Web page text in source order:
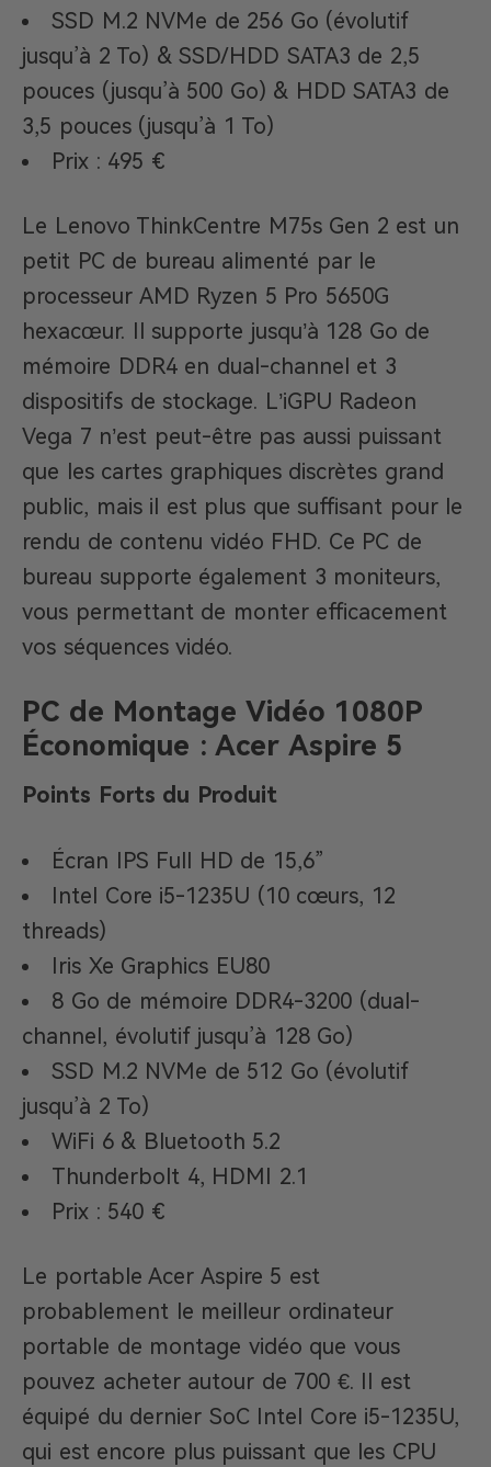
SSD M.2 NVMe de 256 Go (évolutif
jusqu’à 2 To) & SSD/HDD SATA3 de 2,5
pouces (jusqu’à 500 Go) & HDD SATA3 de
3,5 pouces (jusqu’à 1 To)
Prix : 495 €
Le Lenovo ThinkCentre M75s Gen 2 est un
petit PC de bureau alimenté par le
processeur AMD Ryzen 5 Pro 5650G
hexacœur. Il supporte jusqu’à 128 Go de
mémoire DDR4 en dual-channel et 3
dispositifs de stockage. L’iGPU Radeon
Vega 7 n’est peut-être pas aussi puissant
que les cartes graphiques discrètes grand
public, mais il est plus que suffisant pour le
rendu de contenu vidéo FHD. Ce PC de
bureau supporte également 3 moniteurs,
vous permettant de monter efficacement
vos séquences vidéo.
PC de Montage Vidéo 1080P
Économique : Acer Aspire 5
Points Forts du Produit
Écran IPS Full HD de 15,6”
Intel Core i5-1235U (10 cœurs, 12
threads)
Iris Xe Graphics EU80
8 Go de mémoire DDR4-3200 (dual-
channel, évolutif jusqu’à 128 Go)
SSD M.2 NVMe de 512 Go (évolutif
jusqu’à 2 To)
WiFi 6 & Bluetooth 5.2
Thunderbolt 4, HDMI 2.1
Prix : 540 €
Le portable Acer Aspire 5 est
probablement le meilleur ordinateur
portable de montage vidéo que vous
pouvez acheter autour de 700 €. Il est
équipé du dernier SoC Intel Core i5-1235U,
qui est encore plus puissant que les CPU